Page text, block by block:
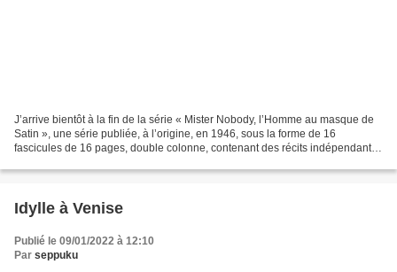
J’arrive bientôt à la fin de la série « Mister Nobody, l’Homme au masque de
Satin », une série publiée, à l’origine, en 1946, sous la forme de 16
fascicules de 16 pages, double colonne, contenant des récits indépendants
Idylle à Venise
Publié le 09/01/2022 à 12:10
Par seppuku